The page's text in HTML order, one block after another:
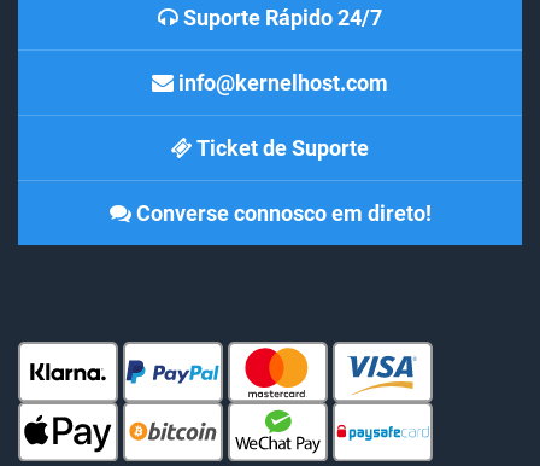
Suporte Rápido 24/7
info@kernelhost.com
Ticket de Suporte
Converse connosco em direto!